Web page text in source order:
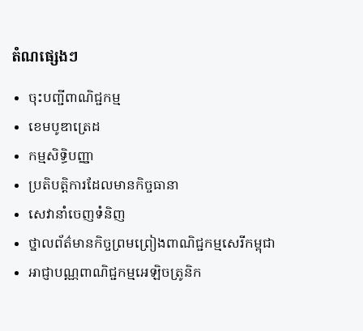
តំណផ្សេងៗ
ចុះបញ្ជីពាណិជ្ជកម្ម
ខេមបូឌាត្រេដ
កម្មសិទ្ធិបញ្ញា
ប្រតិបត្តិការដែលមានកិច្ចធានា
សេវានាំចេញទំនិញ
ថ្នាលព័ត៌មានកិច្ចព្រមព្រៀងពាណិជ្ជកម្មសេរីកម្ពុជា
អាជ្ញាបណ្ណពាណិជ្ជកម្មអេឡិចត្រូនិក